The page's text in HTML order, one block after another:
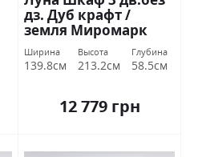
дз. Дуб крафт /
земля Миромарк
Ширина
139.8см
Высота
213.2см
Глубина
58.5см
12 779 грн